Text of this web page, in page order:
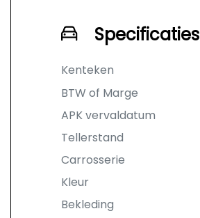
Specificaties
Kenteken
BTW of Marge
APK vervaldatum
Tellerstand
Carrosserie
Kleur
Bekleding